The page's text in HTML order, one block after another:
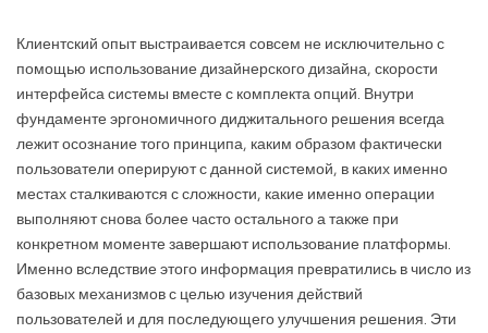
Клиентский опыт выстраивается совсем не исключительно с
помощью использование дизайнерского дизайна, скорости
интерфейса системы вместе с комплекта опций. Внутри
фундаменте эргономичного диджитального решения всегда
лежит осознание того принципа, каким образом фактически
пользователи оперируют с данной системой, в каких именно
местах сталкиваются с сложности, какие именно операции
выполняют снова более часто остального а также при
конкретном моменте завершают использование платформы.
Именно вследствие этого информация превратились в число из
базовых механизмов с целью изучения действий
пользователей и для последующего улучшения решения. Эти